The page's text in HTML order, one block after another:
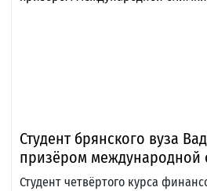
Студент брянского вуза
призёром международной
Студент четвёртого курса